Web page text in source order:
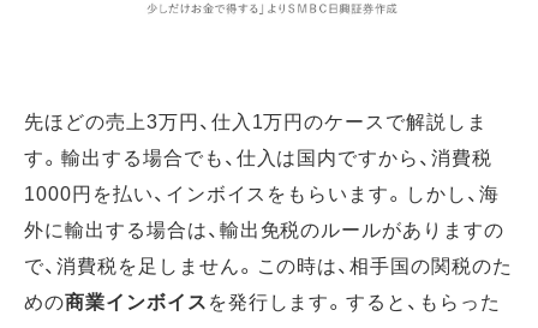
先ほどの売上3万円、仕入1万円のケースで解説しま
す。輸出する場合でも、仕入は国内ですから、消費税
1000円を払い、インボイスをもらいます。しかし、海
外に輸出する場合は、輸出免税のルールがありますの
で、消費税を足しません。この時は、相手国の関税のた
めの商業インボイスを発行します。すると、もらった